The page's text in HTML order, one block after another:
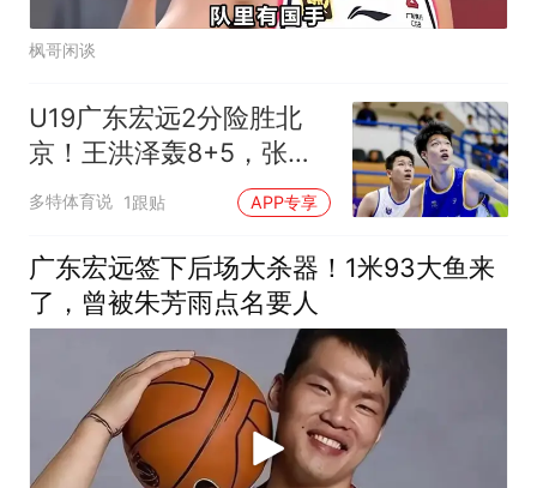
枫哥闲谈
U19广东宏远2分险胜北
京！王洪泽轰8+5，张家
睿抢18篮板，谈仁凯
多特体育说 1跟贴 APP专享
广东宏远签下后场大杀器！1米93大鱼来
了，曾被朱芳雨点名要人